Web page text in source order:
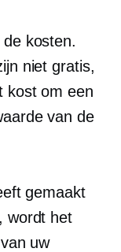
kosten.
niet gratis,
om een
van de
gemaakt
wordt het
uw